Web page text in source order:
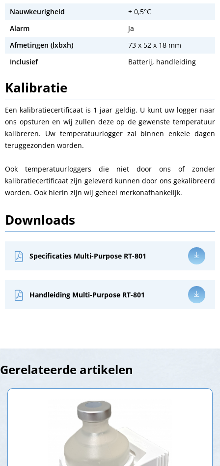
Nauwkeurigheid
± 0,5°C
Alarm
Ja
Afmetingen (lxbxh)
73 x 52 x 18 mm
Inclusief
Batterij, handleiding
Kalibratie
Een kalibratiecertificaat is 1 jaar geldig. U kunt uw logger naar
ons opsturen en wij zullen deze op de gewenste temperatuur
kalibreren. Uw temperatuurlogger zal binnen enkele dagen
teruggezonden worden.
Ook temperatuurloggers die niet door ons of zonder
kalibratiecertificaat zijn geleverd kunnen door ons gekalibreerd
worden. Ook hierin zijn wij geheel merkonafhankelijk.
Downloads
Specificaties Multi-Purpose RT-801
Handleiding Multi-Purpose RT-801
Gerelateerde artikelen